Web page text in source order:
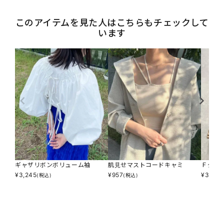
このアイテムを見た人はこちらもチェックして
います
ギャザリボンボリューム袖
¥3,245(税込)
肌見せマストコードキャミ
¥957(税込)
Ｆダウ
¥3,036